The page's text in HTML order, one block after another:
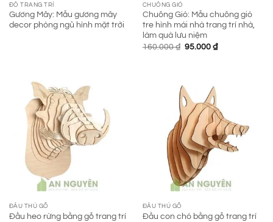
ĐỒ TRANG TRÍ
Gương Mây: Mẫu gương mây
decor phòng ngủ hình mặt trời
CHUÔNG GIÓ
Chuông Gió: Mẫu chuông gió
tre hình mái nhà trang trí nhà,
làm quà lưu niệm
160.000₫ Giá
95.000 ₫Giá
ĐẦU THÚ GỖ
Đầu heo rừng bằng gỗ trang trí
ĐẦU THÚ GỖ
Đầu con chó bằng gỗ trang trí